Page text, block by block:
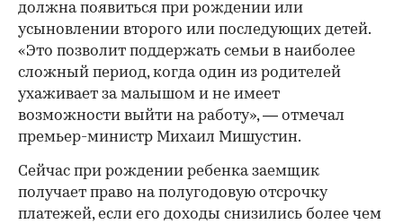
должна появиться при рождении или
усыновлении второго или последующих детей.
«Это позволит поддержать семьи в наиболее
сложный период, когда один из родителей
ухаживает за малышом и не имеет
возможности выйти на работу», — отмечал
премьер-министр Михаил Мишустин.
Сейчас при рождении ребенка заемщик
получает право на полугодовую отсрочку
платежей, если его доходы снизились более чем